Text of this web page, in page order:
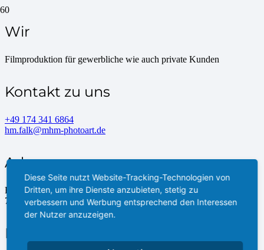
Wir
Filmproduktion für gewerbliche wie auch private Kunden
Kontakt zu uns
+49 174 341 6864
hm.falk@mhm-photoart.de
Adresse
Ruhefeld 57
74594 Kreßberg
Follow us
Diese Seite nutzt Website-Tracking-Technologien von
Dritten, um ihre Dienste anzubieten, stetig zu
verbessern und Werbung entsprechend den Interessen
der Nutzer anzuzeigen.